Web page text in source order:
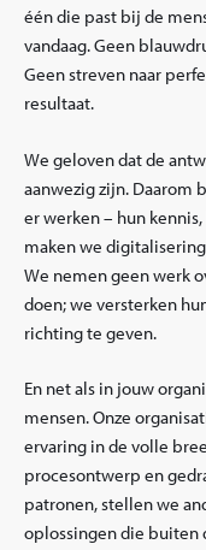
één die past bij de
vandaag. Geen
Geen streven naar
resultaat.
We geloven dat de
aanwezig zijn. Daarom
er werken – hun
maken we
We nemen geen werk
doen; we versterken
richting te geven.
En net als in jouw
mensen. Onze
ervaring in de volle
procesontwerp en
patronen, stellen we
oplossingen die buiten